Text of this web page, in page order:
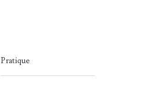
Pratique